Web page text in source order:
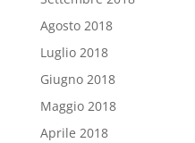
Agosto 2018
Luglio 2018
Giugno 2018
Maggio 2018
Aprile 2018